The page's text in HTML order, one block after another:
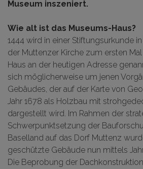
Museum inszeniert.
Wie alt ist das Museums-Haus?
1444 wird in einer Stiftungsurkunde
der Muttenzer Kirche zum ersten
Haus an der heutigen Adresse
sich möglicherweise um jenen
Gebäudes, der auf der Karte von
Jahr 1678 als Holzbau mit
dargestellt wird. Im Rahmen der
Schwerpunktsetzung der
Baselland auf das Dorf Muttenz
geschützte Gebäude nun mittels
Die Beprobung der